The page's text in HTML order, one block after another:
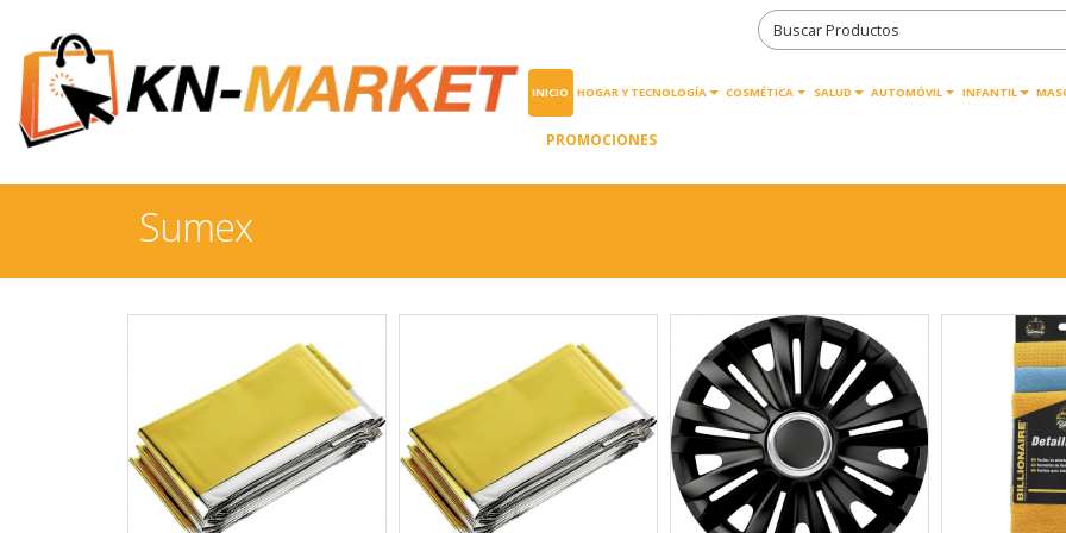
INICIO HOGAR Y TECNOLOGÍA COSMÉTICA SALUD AUTOMÓVIL INFANTIL
PROMOCIONES
Sumex